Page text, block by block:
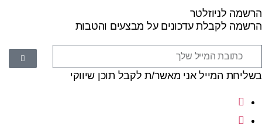
הרשמה לניוזלטר
הרשמה לקבלת עדכונים על מבצעים והטבות
בשליחת המייל אני מאשר/ת לקבל תוכן שיווקי